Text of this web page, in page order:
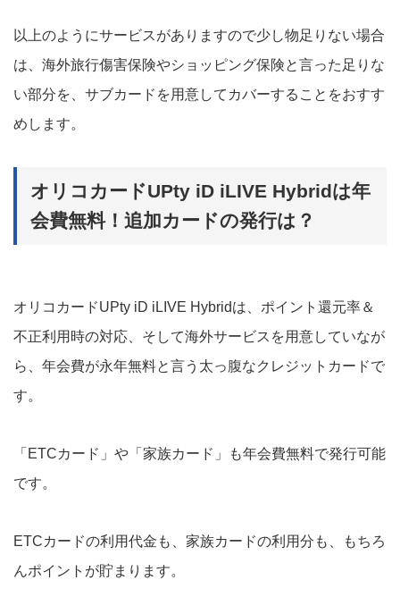
以上のようにサービスがありますので少し物足りない場合
は、海外旅行傷害保険やショッピング保険と言った足りな
い部分を、サブカードを用意してカバーすることをおすす
めします。
オリコカードUPty iD iLIVE Hybridは年
会費無料！追加カードの発行は？
オリコカードUPty iD iLIVE Hybridは、ポイント還元率＆
不正利用時の対応、そして海外サービスを用意していなが
ら、年会費が永年無料と言う太っ腹なクレジットカードで
す。
「ETCカード」や「家族カード」も年会費無料で発行可能
です。
ETCカードの利用代金も、家族カードの利用分も、もちろ
んポイントが貯まります。